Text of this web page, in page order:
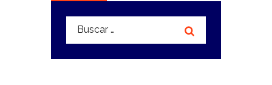
Buscar: